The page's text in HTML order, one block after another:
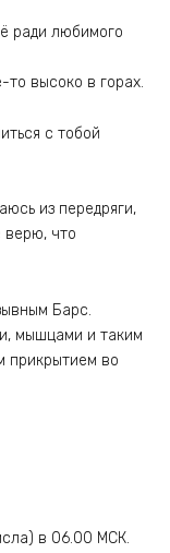
ради любимого
то высоко в горах.
с тобой
из передряги,
верю, что
Барс.
мышцами и таким
прикрытием во
в 06.00 МСК.